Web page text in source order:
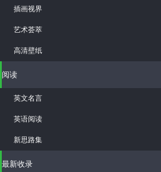
插画视界
艺术荟萃
高清壁纸
阅读
英文名言
英语阅读
新思路集
最新收录